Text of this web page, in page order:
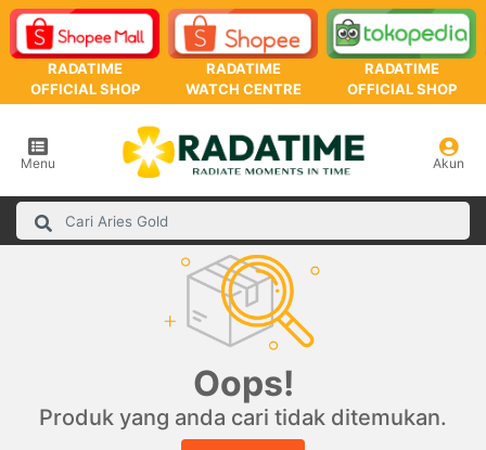
RADATIME
OFFICIAL SHOP
RADATIME
WATCH CENTRE
RADATIME
OFFICIAL SHOP
Menu Akun
Oops!
Produk yang anda cari tidak ditemukan.